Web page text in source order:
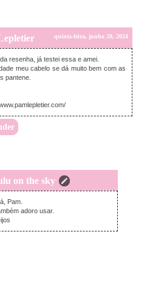
quinta-feira, junho 20, 2024
resenha, já testei essa e amei.
meu cabelo se dá muito bem com as
pantene.
on the sky
domingo, junho 30, 2024
Pam.
adoro usar.